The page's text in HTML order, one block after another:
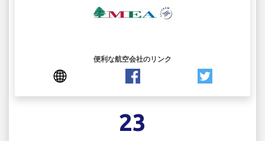
便利な航空会社のリンク
23